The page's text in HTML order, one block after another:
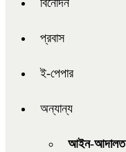
বিনোদন
প্রবাস
ই-পেপার
অন্যান্য
আইন-আদালত